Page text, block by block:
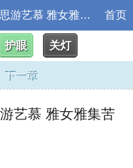
红楼梦_第四十八回 情人情误思游艺慕 雅女雅集苦吟诗 首页
护眼 关灯
下一章
艺慕 雅女雅集苦